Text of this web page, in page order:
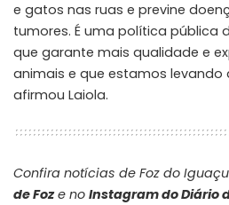
e gatos nas ruas e previne
tumores. É uma política pública
que garante mais qualidade e
animais e que estamos levando
afirmou Laiola.
Confira notícias de Foz do
de Foze no Instagram do Diário